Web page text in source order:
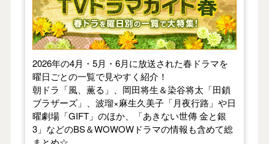
2026年の4月・5月・6月に放送された春ドラマを
曜日ごとの一覧で見やすく紹介！
朝ドラ「風、薫る」、岡田将生＆染谷将太「田鎖
ブラザーズ」、波瑠×麻生久美子「月夜行路」や日
曜劇場「GIFT」のほか、「あきない世傳 金と銀
3」などのBS＆WOWOWドラマの情報も含めて総